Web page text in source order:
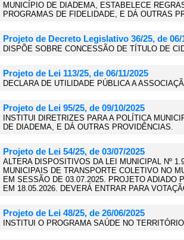
MUNICÍPIO DE DIADEMA, ESTABELECE
PROGRAMAS DE FIDELIDADE, E DÁ OUTRAS
Projeto de Decreto Legislativo 36/25, de 06/
DISPÕE SOBRE CONCESSÃO DE TÍTULO DE
Projeto de Lei 113/25, de 06/11/2025
DECLARA DE UTILIDADE PÚBLICA A
Projeto de Lei 95/25, de 09/10/2025
INSTITUI DIRETRIZES PARA A POLÍTICA
DE DIADEMA, E DÁ OUTRAS PROVIDÊNCIAS.
Projeto de Lei 54/25, de 03/07/2025
ALTERA DISPOSITIVOS DA LEI MUNICIPAL Nº
MUNICIPAIS DE TRANSPORTE COLETIVO NO
EM SESSÃO DE 03.07.2025. PROJETO ADIADO
EM 18.05.2026. DEVERÁ ENTRAR PARA
Projeto de Lei 48/25, de 26/06/2025
INSTITUI O PROGRAMA SAÚDE NO